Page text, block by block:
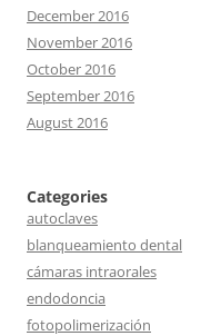
December 2016
November 2016
October 2016
September 2016
August 2016
Categories
autoclaves
blanqueamiento dental
cámaras intraorales
endodoncia
fotopolimerización